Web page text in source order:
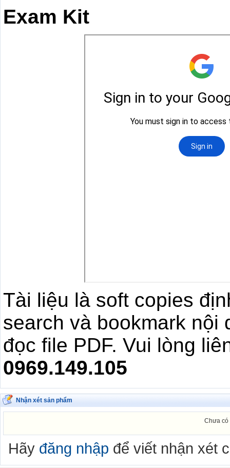
Exam Kit
Tài liệu là soft copies
search và bookmark nội
đọc file PDF. Vui lòng
0969.149.105
Nhận xét sản phẩm
Chưa có
Hãy đăng nhập để viết nhận xét